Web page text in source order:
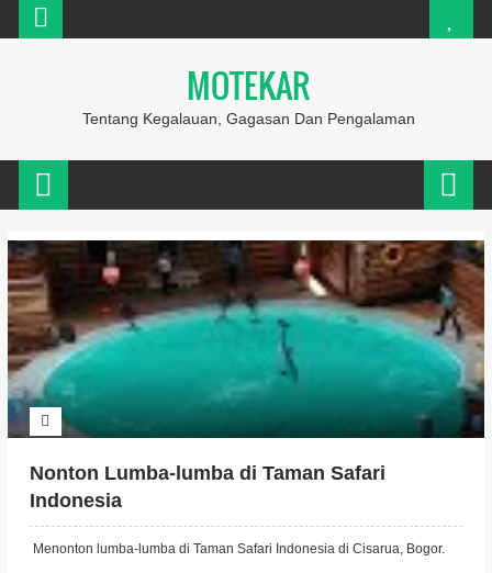
MOTEKAR
Tentang Kegalauan, Gagasan Dan Pengalaman
Nonton Lumba-lumba di Taman Safari
Indonesia
Menonton lumba-lumba di Taman Safari Indonesia di Cisarua, Bogor.